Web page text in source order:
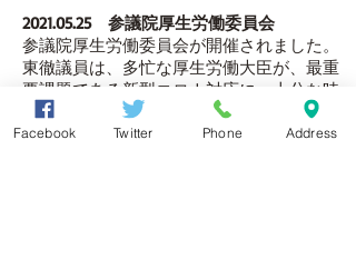
2021.05.25参議院厚生労働委員会
参議院厚生労働委員会が開催されました。
東徹議員は、多忙な厚生労働大臣が、最重
要課題である新型コロナ対応に、十分な時
間をかけられるよう求めるとともに、ワク
チン接種に関する課題などについて質問し
Facebook Twitter Phone Address